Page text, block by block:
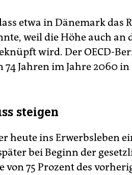
etwa in Dänemark das
weil die Höhe auch an
wird. Der OECD-
Jahren im Jahre 2060
steigen
heute ins Erwerbsleben
bei Beginn der
von 75 Prozent des